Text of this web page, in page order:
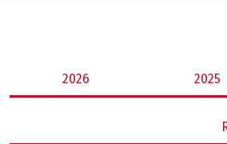
2026 2025